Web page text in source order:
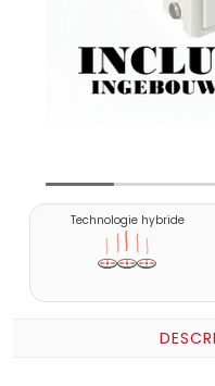
Technologie hybride